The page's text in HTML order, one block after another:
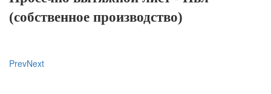
(собственное производство)
PrevNext